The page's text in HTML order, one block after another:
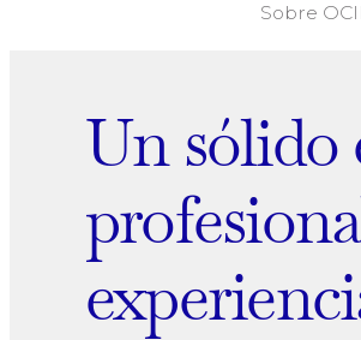
Sobre
Un sólido